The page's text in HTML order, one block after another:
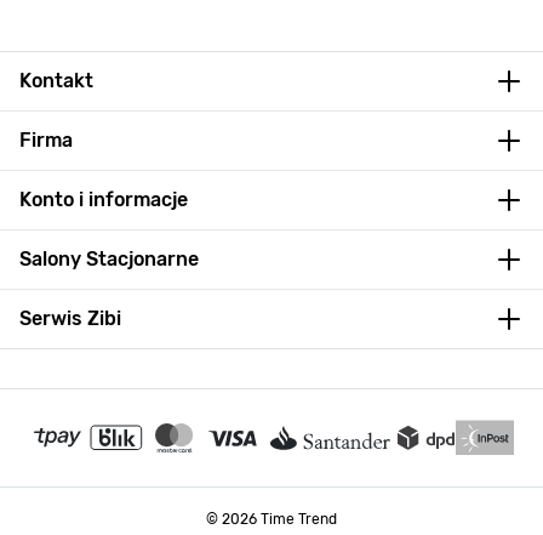
Kontakt
Firma
Konto i informacje
Salony Stacjonarne
Serwis Zibi
© 2026 Time Trend